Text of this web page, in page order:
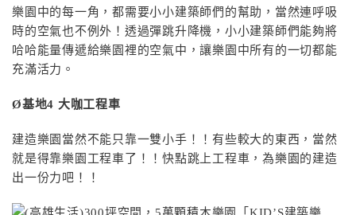
樂園中的每一角，都需要小小建築師們的幫助，當然連呼吸
時的空氣也不例外！透過彈跳升降機，小小建築師們能夠將
哈哈能量傳遞給樂園裡的空氣中，讓樂園中所有的一切都能
充滿活力。
Ø基地4 大咖工程車
建造樂園當然不能只靠一雙小手！！有些較大的東西，當然
就是得靠樂園工程車了！！快點跳上工程車，為樂園的建造
出一份力吧！！